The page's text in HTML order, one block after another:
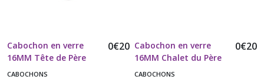
Cabochon en verre
16MM Tête de Père
Noël étoilée vendu à
0€20
CABOCHONS
Cabochon en verre
16MM Chalet du Père
Noël vendu à l'unité
0€20
CABOCHONS